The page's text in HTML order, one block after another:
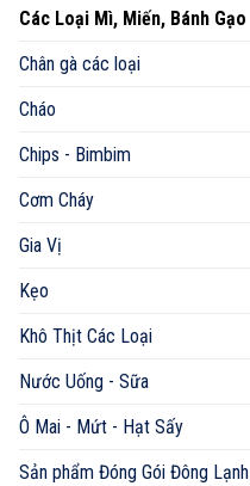
Các Loại Mì, Miến, Bánh Gạo
Chân gà các loại
Cháo
Chips - Bimbim
Cơm Cháy
Gia Vị
Kẹo
Khô Thịt Các Loại
Nước Uống - Sữa
Ô Mai - Mứt - Hạt Sấy
Sản phẩm Đóng Gói Đông Lạnh